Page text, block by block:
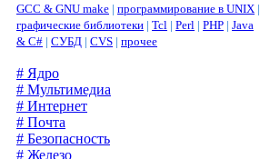
GCC & GNU make | программирование в UNIX |
графические библиотеки | Tcl | Perl | PHP | Java
& C# | СУБД | CVS | прочее
# Ядро
# Мультимедиа
# Интернет
# Почта
# Безопасность
# Железо